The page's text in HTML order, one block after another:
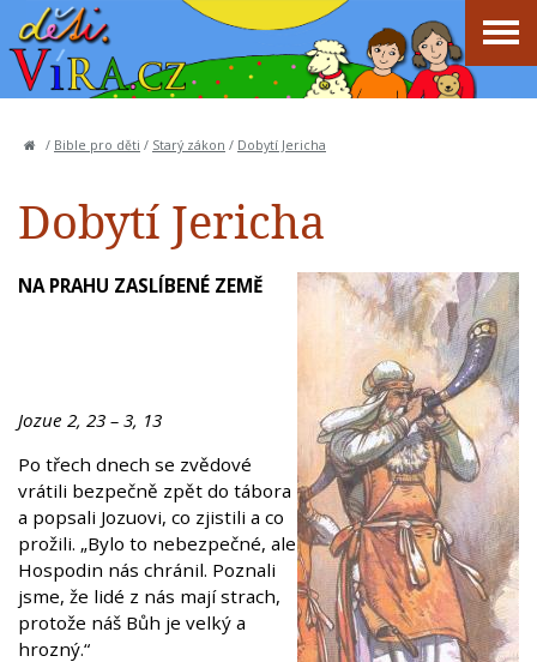
/ Bible pro děti / Starý zákon / Dobytí Jericha
Dobytí Jericha
NA PRAHU ZASLÍBENÉ ZEMĚ
Jozue 2, 23 – 3, 13
Po třech dnech se zvědové
vrátili bezpečně zpět do tábora
a popsali Jozuovi, co zjistili a co
prožili. „Bylo to nebezpečné, ale
Hospodin nás chránil. Poznali
jsme, že lidé z nás mají strach,
protože náš Bůh je velký a
hrozný.“